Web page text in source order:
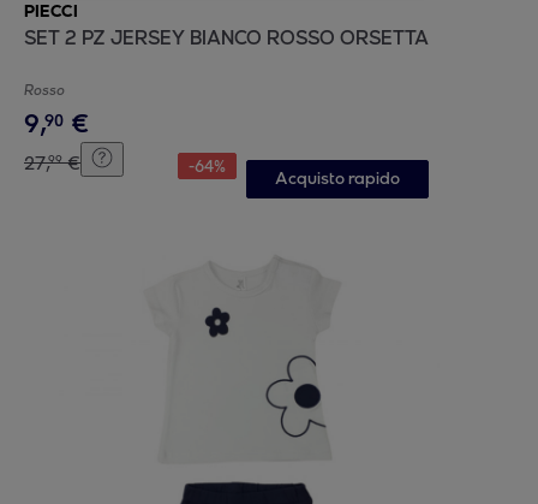
PIECCI
SET 2 PZ JERSEY BIANCO ROSSO ORSETTA
Rosso
9,90 €
27,99 € -64%
Acquisto rapido